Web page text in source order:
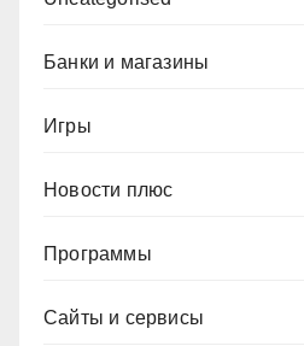
Банки и магазины
Игры
Новости плюс
Программы
Сайты и сервисы